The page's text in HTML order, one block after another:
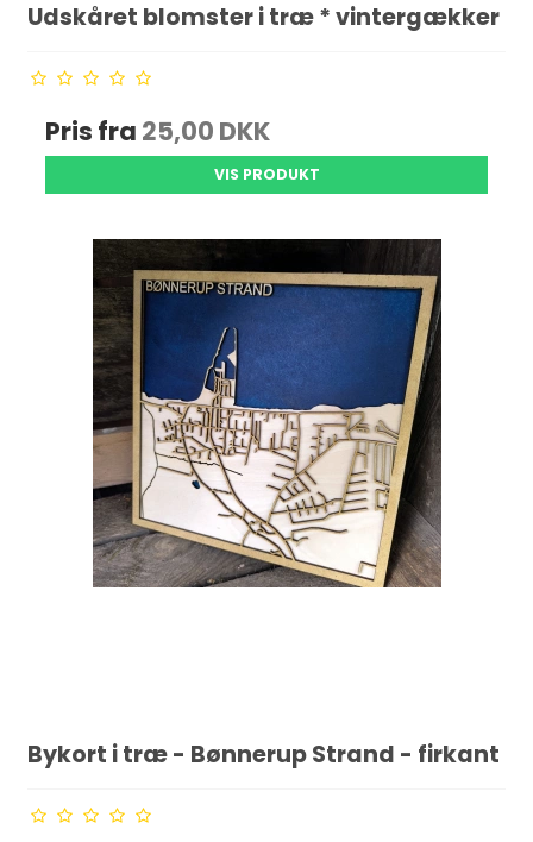
Udskåret blomster i træ * vintergækker
Pris fra 25,00 DKK
VIS PRODUKT
Bykort i træ - Bønnerup Strand - firkant